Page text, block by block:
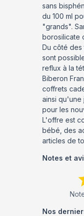
sans
du 100 ml
"grands".
borosilicate
Du côté des
sont
reflux à la
Biberon
coffrets
ainsi qu'une
pour les
L'offre est
bébé, des
articles de
Notes et
Nos